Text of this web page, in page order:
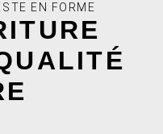
EN FORME